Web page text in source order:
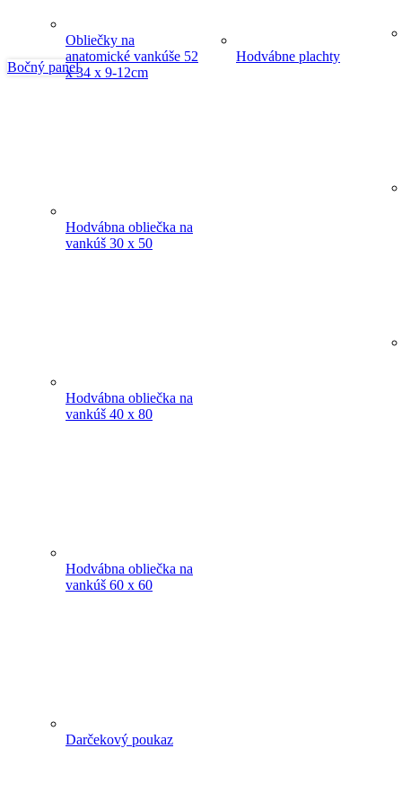
Obliečky na
anatomické vankúše 52
x 34 x 9-12cm
Hodvábna obliečka na
vankúš 30 x 50
Hodvábna obliečka na
vankúš 40 x 80
Hodvábna obliečka na
vankúš 60 x 60
Darčekový poukaz
Hodvábne plachty
Bočný panel